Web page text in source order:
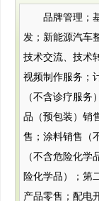
品牌管理；
发；新能源汽车
技术交流、技术
视频制作服务；
（不含诊疗服
品（预包装）销
售；涂料销售（
（不含危险化
险化学品）；第
产品零售；配电